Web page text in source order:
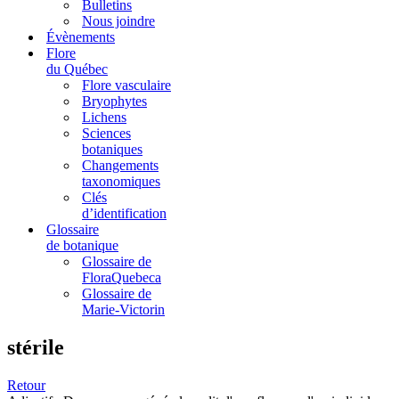
Bulletins
Nous joindre
Évènements
Flore
du Québec
Flore vasculaire
Bryophytes
Lichens
Sciences
botaniques
Changements
taxonomiques
Clés
d’identification
Glossaire
de botanique
Glossaire de
FloraQuebeca
Glossaire de
Marie-Victorin
stérile
Retour